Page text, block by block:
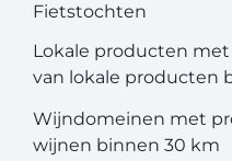
Fietstochten
Lokale producten
van lokale producten
Wijndomeinen met
wijnen binnen 30 km